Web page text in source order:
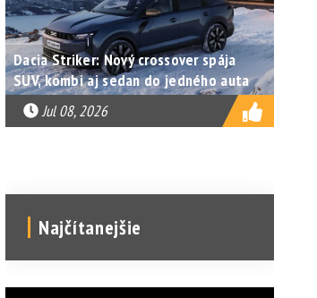
Dacia Striker: Nový crossover spája
SUV, kombi aj sedan do jedného auta
Jul 08, 2026
Najčítanejšie